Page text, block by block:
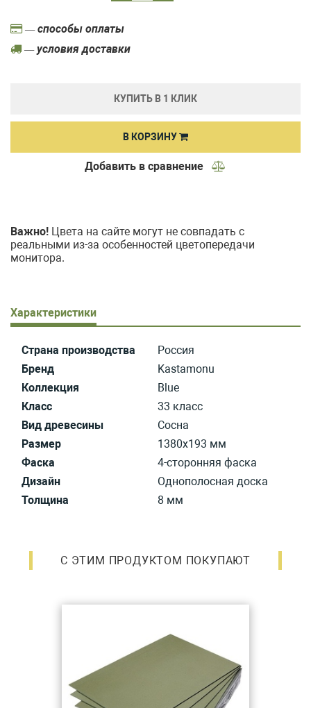
— способы оплаты
— условия доставки
КУПИТЬ В 1 КЛИК
В КОРЗИНУ
Добавить в сравнение
Важно! Цвета на сайте могут не совпадать с
реальными из-за особенностей цветопередачи
монитора.
Характеристики
Страна производства
Россия
Бренд
Kastamonu
Коллекция
Blue
Класс
33 класс
Вид древесины
Сосна
Размер
1380х193 мм
Фаска
4-сторонняя фаска
Дизайн
Однополосная доска
Толщина
8 мм
С ЭТИМ ПРОДУКТОМ ПОКУПАЮТ